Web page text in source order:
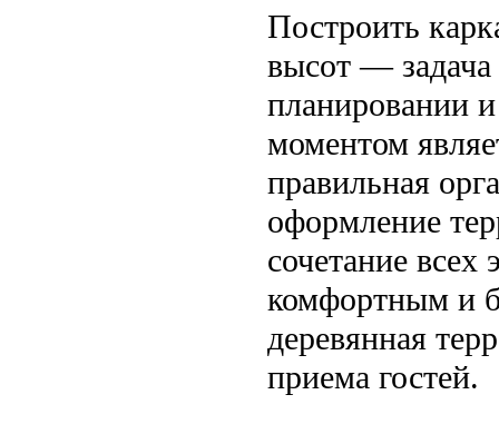
Построить
высот —
планировании
моментом
правильная
оформление
сочетание всех
комфортным и
деревянная
приема гостей.